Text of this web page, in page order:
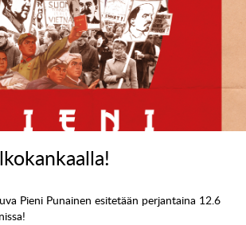
Pieni Punainen esitetään perjantaina 12.6